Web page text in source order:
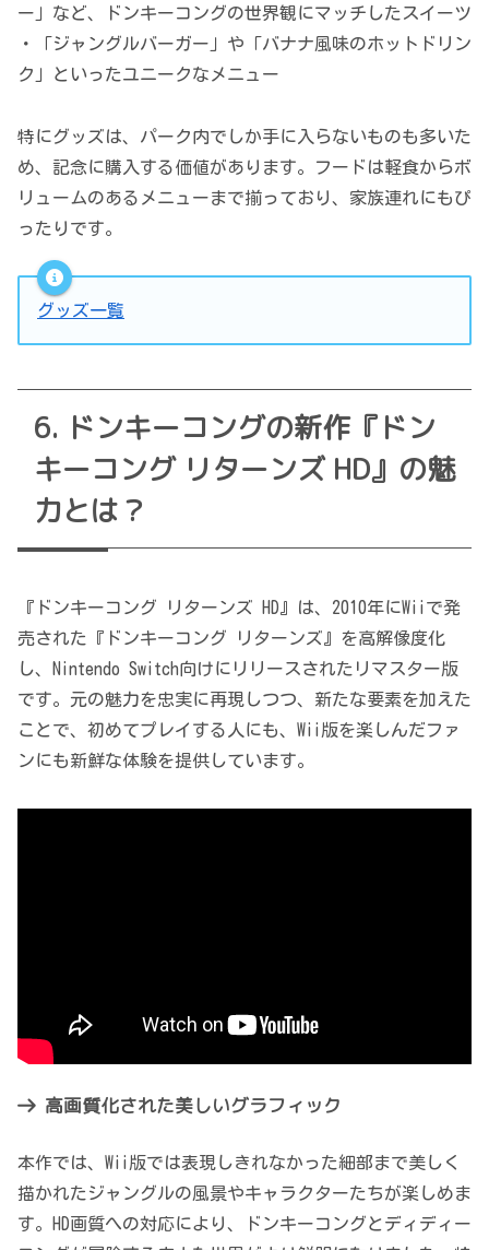
ー」など、ドンキーコングの世界観にマッチしたスイーツ
・「ジャングルバーガー」や「バナナ風味のホットドリン
ク」といったユニークなメニュー
特にグッズは、パーク内でしか手に入らないものも多いた
め、記念に購入する価値があります。フードは軽食からボ
リュームのあるメニューまで揃っており、家族連れにもぴ
ったりです。
グッズ一覧
ドンキーコングの新作『ドン
キーコング リターンズ HD』の魅
力とは？
『ドンキーコング リターンズ HD』は、2010年にWiiで発
売された『ドンキーコング リターンズ』を高解像度化
し、Nintendo Switch向けにリリースされたリマスター版
です。元の魅力を忠実に再現しつつ、新たな要素を加えた
ことで、初めてプレイする人にも、Wii版を楽しんだファ
ンにも新鮮な体験を提供しています。
高画質化された美しいグラフィック
本作では、Wii版では表現しきれなかった細部まで美しく
描かれたジャングルの風景やキャラクターたちが楽しめま
す。HD画質への対応により、ドンキーコングとディディー